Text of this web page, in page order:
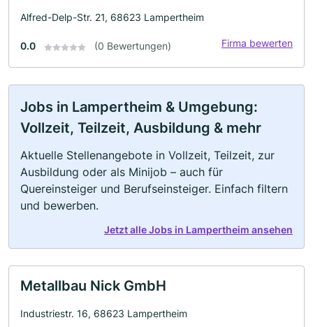
Alfred-Delp-Str. 21, 68623 Lampertheim
0.0 (0 Bewertungen) Firma bewerten
Jobs in Lampertheim & Umgebung:
Vollzeit, Teilzeit, Ausbildung & mehr
Aktuelle Stellenangebote in Vollzeit, Teilzeit, zur
Ausbildung oder als Minijob – auch für
Quereinsteiger und Berufseinsteiger. Einfach filtern
und bewerben.
Jetzt alle Jobs in Lampertheim ansehen
Metallbau Nick GmbH
Industriestr. 16, 68623 Lampertheim